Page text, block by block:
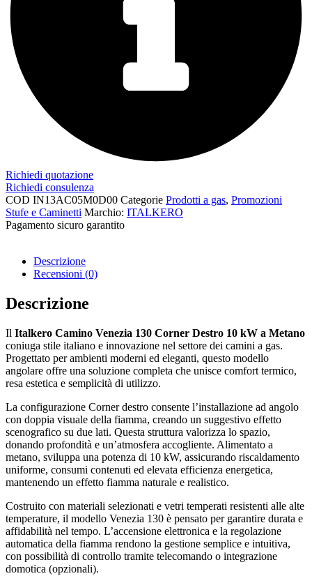
Richiedi quotazione
Richiedi consulenza
COD IN13AC05M0D00 Categorie Prodotti a gas, Promozioni
Stufe e Caminetti Marchio: ITALKERO
Pagamento sicuro garantito​
Descrizione
Recensioni (0)
Descrizione
Il Italkero Camino Venezia 130 Corner Destro 10 kW a Metano
coniuga stile italiano e innovazione nel settore dei camini a gas.
Progettato per ambienti moderni ed eleganti, questo modello
angolare offre una soluzione completa che unisce comfort termico,
resa estetica e semplicità di utilizzo.
La configurazione Corner destro consente l’installazione ad angolo
con doppia visuale della fiamma, creando un suggestivo effetto
scenografico su due lati. Questa struttura valorizza lo spazio,
donando profondità e un’atmosfera accogliente. Alimentato a
metano, sviluppa una potenza di 10 kW, assicurando riscaldamento
uniforme, consumi contenuti ed elevata efficienza energetica,
mantenendo un effetto fiamma naturale e realistico.
Costruito con materiali selezionati e vetri temperati resistenti alle alte
temperature, il modello Venezia 130 è pensato per garantire durata e
affidabilità nel tempo. L’accensione elettronica e la regolazione
automatica della fiamma rendono la gestione semplice e intuitiva,
con possibilità di controllo tramite telecomando o integrazione
domotica (opzionali).